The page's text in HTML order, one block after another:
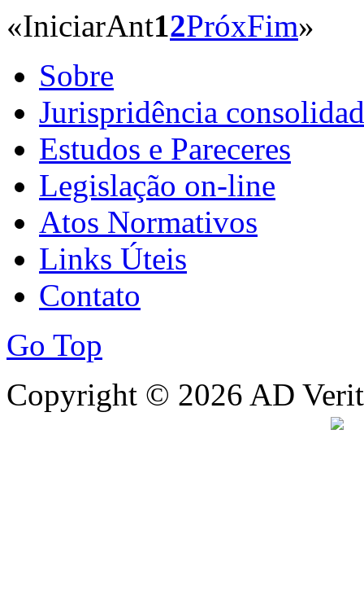
«IniciarAnt12PróxFim»
Sobre
Jurispridência
Estudos e Pareceres
Legislação on-line
Atos Normativos
Links Úteis
Contato
Go Top
Copyright © 2026 AD